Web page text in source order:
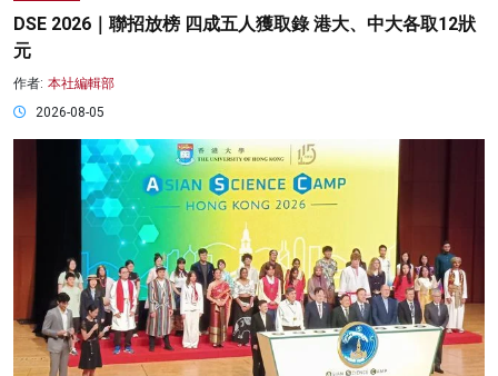
DSE 2026｜聯招放榜 四成五人獲取錄 港大、中大各取12狀
元
作者: 本社編輯部
2026-08-05